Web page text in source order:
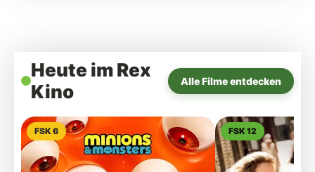
Heute im Rex
Kino
Alle Filme entdecken
FSK 6 FSK 12